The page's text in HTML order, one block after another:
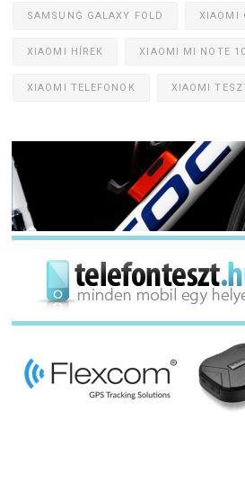
SAMSUNG GALAXY FOLD XIAOMI
XIAOMI HÍREK XIAOMI MI NOTE 10
XIAOMI TELEFONOK XIAOMI